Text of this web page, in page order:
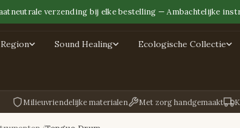
verzending bij elke bestelling — Ambachtelijke
Sound Healing Ecologische Collectie
Milieuvriendelijke materialen Met zorg handgemaakt